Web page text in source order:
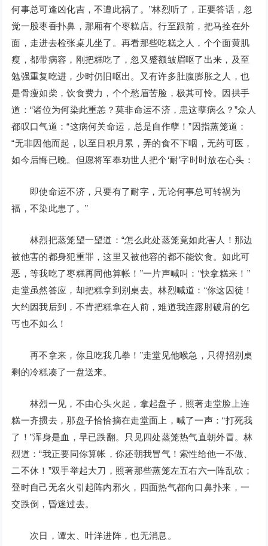
何事总可逢凶化吉，不遭此祸了。”林烈听了，正要答话，忽
觉一股枣香扑鼻，那厢有个枣糕店。行至跟前，把马拴在外
面，走进去检张桌儿坐了。再看那些吃糕之人，个个面黄肌
瘦，都带病容，刚把糕吃了，忽又蹙额皱眉呕了出来，及至
勉强重复吃进，少时仍旧呕出。又有许多肚腹膨胀之人，也
是骨瘦如柴，饮食费力，个个愁眉苦脸，极其可怜。因拱手
道：“诸位为何染此重恙？莫非命运不济，患这孽病么？”众人
都叹口气道：“这病何关命运，总是自作孽！”因指蒸笼道：
“无非因他而起，以至日积月累，弄的食不下咽，无药可医，
如今后悔已晚。但愿将军奉劝世人把个‘耐’字时时放在心头：
即使命运不济，只要有了耐字，无论何事总可转祸为
福，不染此患了。”
林烈把蒸笼望一望道：“怎么此处蒸笼竟如此害人！那边
被他害的都身犯重罪，这里又被他容的都不能饮食。如此可
恶，等我吃了枣糕再同他算帐！”一片声喊叫：“快拿糕来！”
走堂虽然答应，却把糕拿到别桌去。林烈喊道：“你这囚徒！
大约因我后到，不肯把糕拿在人前，难道我连露肘破肩的乞
丐也不如么！
再不拿来，你且吃我几拳！”走堂见他喉急，只得招别桌
剩的冷糕凑了一盘送来。
林烈一见，不由心头火起，拿起盘子，照著走堂脸上连
糕一齐掼去，那盘子恰恰摘在走堂面上，喊了一声：“打死我
了！”浑身是血，早已跌翻。只见四处蒸笼热气直朝外冒。林
烈道：“我正要同你算帐，你还朝我冒气！索性给他一不做、
二不休！”双手举起大刀，照著那些蒸笼左五右六一阵乱砍；
登时自己无名火引起阵内邪火，四面热气都向口鼻扑来，一
交跌倒，昏迷过去。
次日，谭太、叶洋进阵，也无消息。